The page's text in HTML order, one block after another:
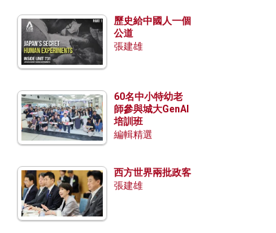
歷史給中國人一個
公道
張建雄
60名中小特幼老
師參與城大GenAI
培訓班
編輯精選
西方世界兩批政客
張建雄